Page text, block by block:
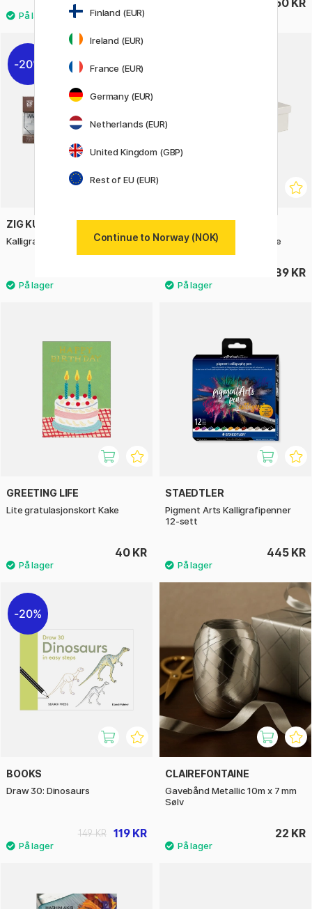
50 KR
20%
ZIG KURETAKE
Kalligrafipenner 3-sett #4
METALPLUS
Storage Case Bright White
389 KR
GREETING LIFE
Lite gratulasjonskort Kake
40 KR
STAEDTLER
Pigment Arts Kalligrafipenner
12-sett
445 KR
20%
BOOKS
Draw 30: Dinosaurs
119 KR
149 KR
CLAIREFONTAINE
Gavebånd Metallic 10m x 7 mm
Sølv
22 KR
Finland (EUR)
Ireland (EUR)
France (EUR)
Germany (EUR)
Netherlands (EUR)
United Kingdom (GBP)
Rest of EU (EUR)
Continue to Norway (NOK)